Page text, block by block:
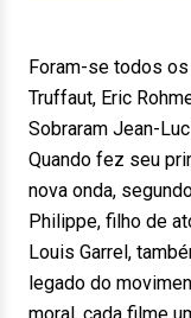
Foram-se todos
Truffaut, Eric
Sobraram Jean-
Quando fez seu
nova onda,
Philippe, filho de
Louis Garrel,
legado do